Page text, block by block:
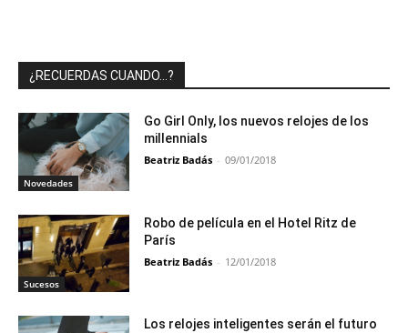
¿RECUERDAS CUANDO…?
Novedades
Go Girl Only, los nuevos relojes de los
millennials
Beatriz Badás - 09/01/2018
Sucesos
Robo de película en el Hotel Ritz de
París
Beatriz Badás - 12/01/2018
Los relojes inteligentes serán el futuro